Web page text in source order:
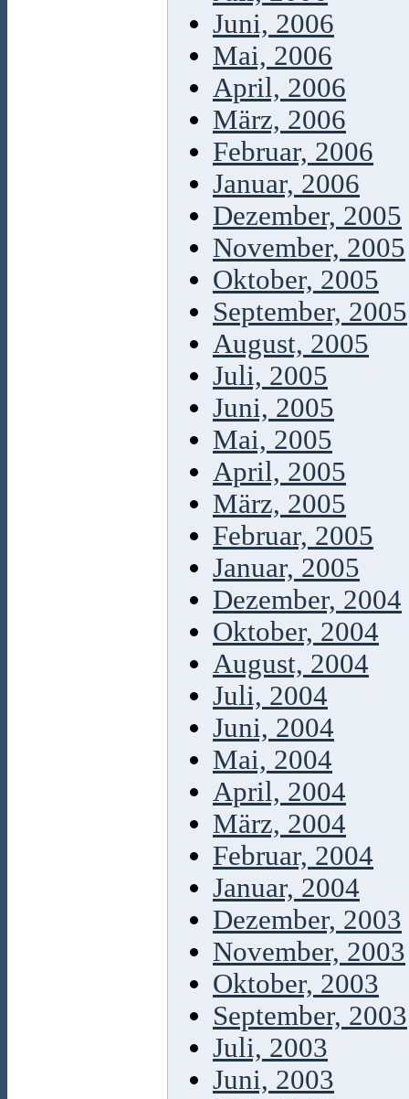
Juni, 2006
Mai, 2006
April, 2006
März, 2006
Februar, 2006
Januar, 2006
Dezember, 2005
November, 2005
Oktober, 2005
September, 2005
August, 2005
Juli, 2005
Juni, 2005
Mai, 2005
April, 2005
März, 2005
Februar, 2005
Januar, 2005
Dezember, 2004
Oktober, 2004
August, 2004
Juli, 2004
Juni, 2004
Mai, 2004
April, 2004
März, 2004
Februar, 2004
Januar, 2004
Dezember, 2003
November, 2003
Oktober, 2003
September, 2003
Juli, 2003
Juni, 2003